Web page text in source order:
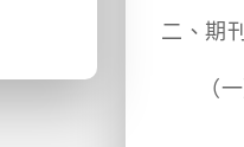
二、期刊
（